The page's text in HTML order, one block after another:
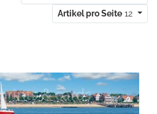
Artikel pro Seite 12